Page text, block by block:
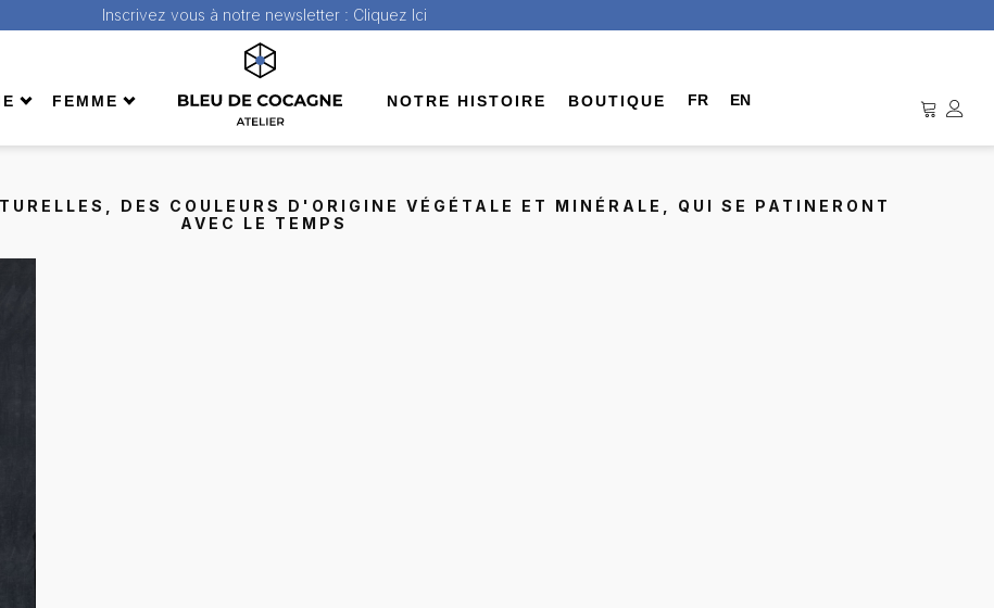
Inscrivez vous à notre newsletter : Cliquez Ici
FEMME
Bermuda
jeans
NOTRE HISTOIRE BOUTIQUE FR EN
DES COULEURS D'ORIGINE VÉGÉTALE ET MINÉRALE, QUI SE PATINERONT
AVEC LE TEMPS